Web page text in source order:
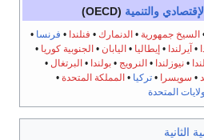
والتنمية (OECD)
السيخ جمهورية • الدنمارك • فنلندا • فرنسا •
• آيرلندا • إيطاليا • اليابان • الجنوبية كوريا •
•نيوزلندا • النرويج •بولندا • البرتغال •
• سويسرا •تركيا • المملكة المتحدة •
المتحدة
الثانية